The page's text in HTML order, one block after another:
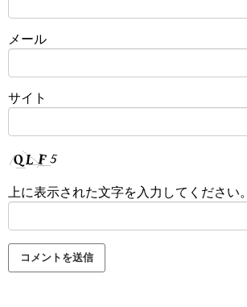
メール
サイト
上に表示された文字を入力してください。